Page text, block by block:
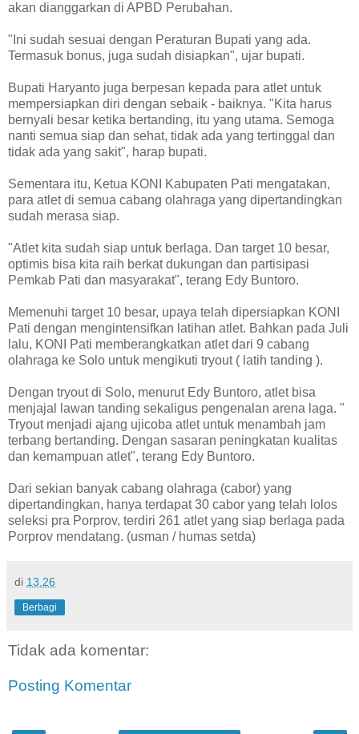
akan dianggarkan di APBD Perubahan.
"Ini sudah sesuai dengan Peraturan Bupati yang ada.
Termasuk bonus, juga sudah disiapkan", ujar bupati.
Bupati Haryanto juga berpesan kepada para atlet untuk
mempersiapkan diri dengan sebaik - baiknya. "Kita harus
bernyali besar ketika bertanding, itu yang utama. Semoga
nanti semua siap dan sehat, tidak ada yang tertinggal dan
tidak ada yang sakit", harap bupati.
Sementara itu, Ketua KONI Kabupaten Pati mengatakan,
para atlet di semua cabang olahraga yang dipertandingkan
sudah merasa siap.
"Atlet kita sudah siap untuk berlaga. Dan target 10 besar,
optimis bisa kita raih berkat dukungan dan partisipasi
Pemkab Pati dan masyarakat", terang Edy Buntoro.
Memenuhi target 10 besar, upaya telah dipersiapkan KONI
Pati dengan mengintensifkan latihan atlet. Bahkan pada Juli
lalu, KONI Pati memberangkatkan atlet dari 9 cabang
olahraga ke Solo untuk mengikuti tryout ( latih tanding ).
Dengan tryout di Solo, menurut Edy Buntoro, atlet bisa
menjajal lawan tanding sekaligus pengenalan arena laga. "
Tryout menjadi ajang ujicoba atlet untuk menambah jam
terbang bertanding. Dengan sasaran peningkatan kualitas
dan kemampuan atlet", terang Edy Buntoro.
Dari sekian banyak cabang olahraga (cabor) yang
dipertandingkan, hanya terdapat 30 cabor yang telah lolos
seleksi pra Porprov, terdiri 261 atlet yang siap berlaga pada
Porprov mendatang. (usman / humas setda)
di 13.26
Berbagi
Tidak ada komentar:
Posting Komentar